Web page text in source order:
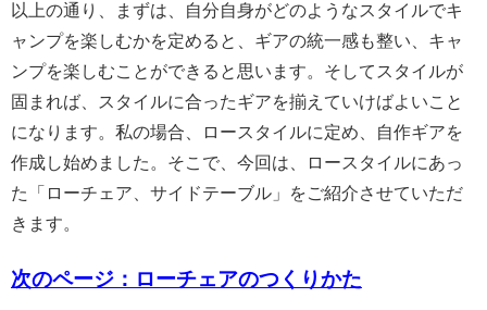
以上の通り、まずは、自分自身がどのようなスタイルでキ
ャンプを楽しむかを定めると、ギアの統一感も整い、キャ
ンプを楽しむことができると思います。 そしてスタイルが
固まれば、スタイルに合ったギアを揃えていけばよいこと
になります。 私の場合、ロースタイルに定め、自作ギアを
作成し始めました。 そこで、今回は、ロースタイルにあっ
た「ローチェア、サイドテーブル」をご紹介させていただ
きます。
次のページ：ローチェアのつくりかた